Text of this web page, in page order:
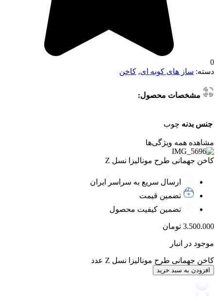
0
دسته: ساز های کوبه ای, کاخن
مشخصات محصول:
جنس بدنه چوب
مشاهده همه ویژگی‌ها
کاخن جهمانی طرح مونالیزا نسل Z
ارسال سریع به سراسر ایران
تضمین قیمت
تضمین کیفیت محصول
3.500.000 تومان
موجود در انبار
کاخن جهمانی طرح مونالیزا نسل Z عدد
افزودن به سبد خرید